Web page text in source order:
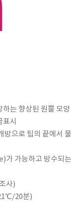
하는 향상된 원뿔 모양
시
방으로 팁의 끝에서 물
가능하고 방수되는
사)
20분)